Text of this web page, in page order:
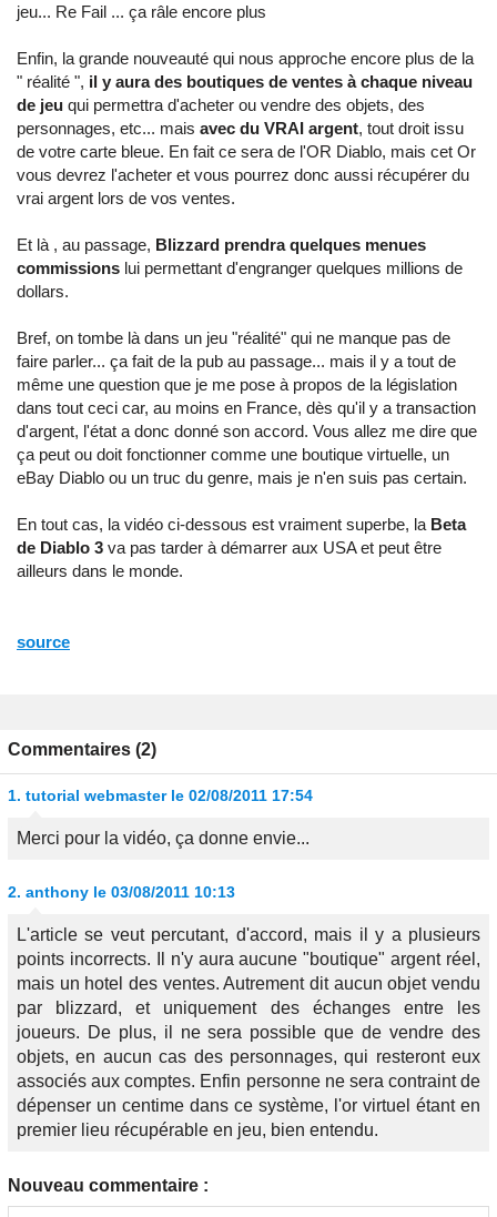
jeu... Re Fail ... ça râle encore plus
Enfin, la grande nouveauté qui nous approche encore plus de la
" réalité ", il y aura des boutiques de ventes à chaque niveau
de jeu qui permettra d'acheter ou vendre des objets, des
personnages, etc... mais avec du VRAI argent, tout droit issu
de votre carte bleue. En fait ce sera de l'OR Diablo, mais cet Or
vous devrez l'acheter et vous pourrez donc aussi récupérer du
vrai argent lors de vos ventes.
Et là , au passage, Blizzard prendra quelques menues
commissions lui permettant d'engranger quelques millions de
dollars.
Bref, on tombe là dans un jeu "réalité" qui ne manque pas de
faire parler... ça fait de la pub au passage... mais il y a tout de
même une question que je me pose à propos de la législation
dans tout ceci car, au moins en France, dès qu'il y a transaction
d'argent, l'état a donc donné son accord. Vous allez me dire que
ça peut ou doit fonctionner comme une boutique virtuelle, un
eBay Diablo ou un truc du genre, mais je n'en suis pas certain.
En tout cas, la vidéo ci-dessous est vraiment superbe, la Beta
de Diablo 3 va pas tarder à démarrer aux USA et peut être
ailleurs dans le monde.
source
Commentaires (2)
1. tutorial webmaster le 02/08/2011 17:54
Merci pour la vidéo, ça donne envie...
2. anthony le 03/08/2011 10:13
L'article se veut percutant, d'accord, mais il y a plusieurs
points incorrects. Il n'y aura aucune "boutique" argent réel,
mais un hotel des ventes. Autrement dit aucun objet vendu
par blizzard, et uniquement des échanges entre les
joueurs. De plus, il ne sera possible que de vendre des
objets, en aucun cas des personnages, qui resteront eux
associés aux comptes. Enfin personne ne sera contraint de
dépenser un centime dans ce système, l'or virtuel étant en
premier lieu récupérable en jeu, bien entendu.
Nouveau commentaire :